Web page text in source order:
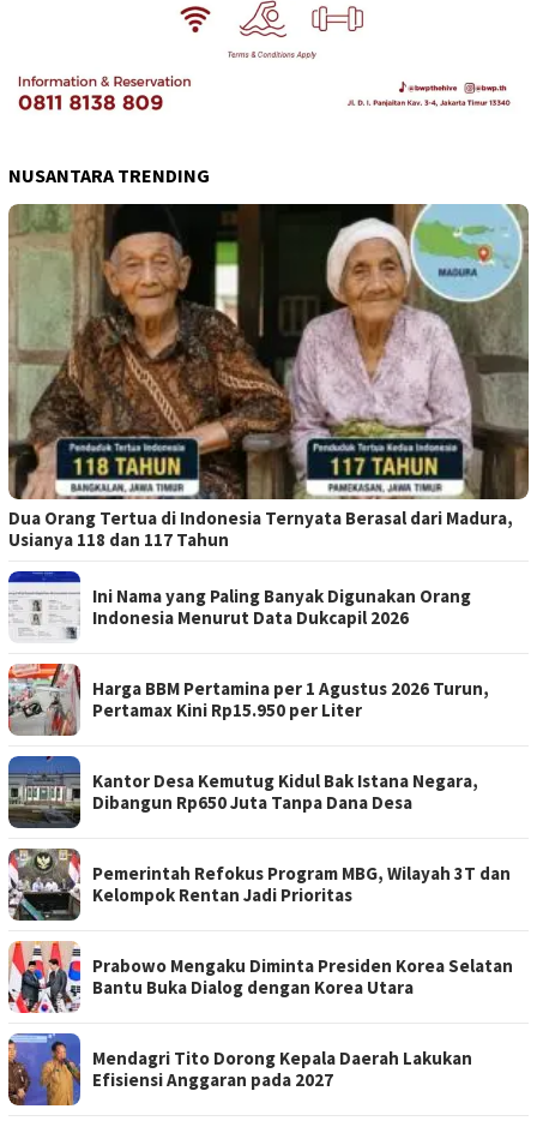
NUSANTARA TRENDING
Dua Orang Tertua di Indonesia Ternyata Berasal dari Madura,
Usianya 118 dan 117 Tahun
Ini Nama yang Paling Banyak Digunakan Orang
Indonesia Menurut Data Dukcapil 2026
Harga BBM Pertamina per 1 Agustus 2026 Turun,
Pertamax Kini Rp15.950 per Liter
Kantor Desa Kemutug Kidul Bak Istana Negara,
Dibangun Rp650 Juta Tanpa Dana Desa
Pemerintah Refokus Program MBG, Wilayah 3T dan
Kelompok Rentan Jadi Prioritas
Prabowo Mengaku Diminta Presiden Korea Selatan
Bantu Buka Dialog dengan Korea Utara
Mendagri Tito Dorong Kepala Daerah Lakukan
Efisiensi Anggaran pada 2027